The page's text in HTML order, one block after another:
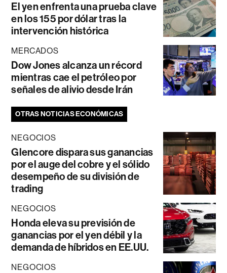
El yen enfrenta una prueba clave
en los 155 por dólar tras la
intervención histórica
MERCADOS
Dow Jones alcanza un récord
mientras cae el petróleo por
señales de alivio desde Irán
OTRAS NOTICIAS ECONÓMICAS
NEGOCIOS
Glencore dispara sus ganancias
por el auge del cobre y el sólido
desempeño de su división de
trading
NEGOCIOS
Honda eleva su previsión de
ganancias por el yen débil y la
demanda de híbridos en EE.UU.
NEGOCIOS